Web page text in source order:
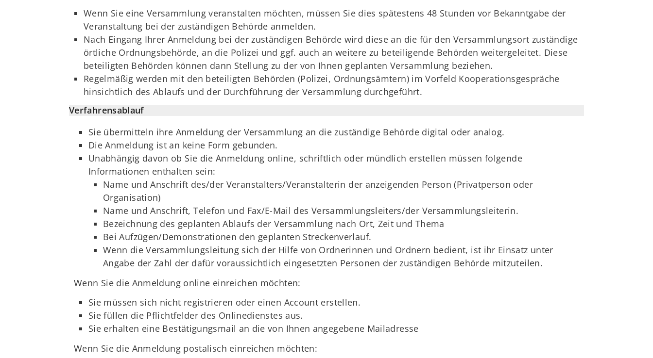
Wenn Sie eine Versammlung veranstalten möchten, müssen Sie dies spätestens 48 Stunden vor Bekanntgabe der
Veranstaltung bei der zuständigen Behörde anmelden.
Nach Eingang Ihrer Anmeldung bei der zuständigen Behörde wird diese an die für den Versammlungsort zuständige
örtliche Ordnungsbehörde, an die Polizei und ggf. auch an weitere zu beteiligende Behörden weitergeleitet. Diese
beteiligten Behörden können dann Stellung zu der von Ihnen geplanten Versammlung beziehen.
Regelmäßig werden mit den beteiligten Behörden (Polizei, Ordnungsämtern) im Vorfeld Kooperationsgespräche
hinsichtlich des Ablaufs und der Durchführung der Versammlung durchgeführt.
Verfahrensablauf
Sie übermitteln ihre Anmeldung der Versammlung an die zuständige Behörde digital oder analog.
Die Anmeldung ist an keine Form gebunden.
Unabhängig davon ob Sie die Anmeldung online, schriftlich oder mündlich erstellen müssen folgende
Informationen enthalten sein:
Name und Anschrift des/der Veranstalters/Veranstalterin der anzeigenden Person (Privatperson oder
Organisation)
Name und Anschrift, Telefon und Fax/E-Mail des Versammlungsleiters/der Versammlungsleiterin.
Bezeichnung des geplanten Ablaufs der Versammlung nach Ort, Zeit und Thema
Bei Aufzügen/Demonstrationen den geplanten Streckenverlauf.
Wenn die Versammlungsleitung sich der Hilfe von Ordnerinnen und Ordnern bedient, ist ihr Einsatz unter
Angabe der Zahl der dafür voraussichtlich eingesetzten Personen der zuständigen Behörde mitzuteilen.
Wenn Sie die Anmeldung online einreichen möchten:
Sie müssen sich nicht registrieren oder einen Account erstellen.
Sie füllen die Pflichtfelder des Onlinedienstes aus.
Sie erhalten eine Bestätigungsmail an die von Ihnen angegebene Mailadresse
Wenn Sie die Anmeldung postalisch einreichen möchten: